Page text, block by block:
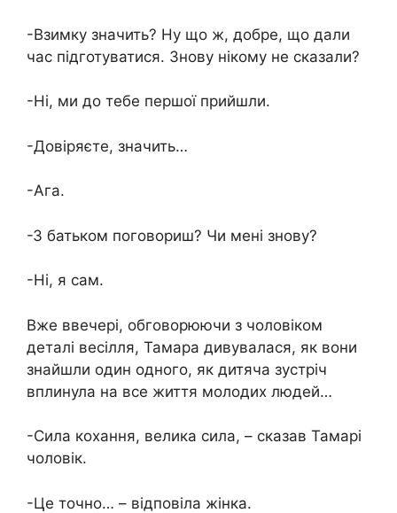
-Взимку значить? Ну що ж, добре, що дали
час підготуватися. Знову нікому не сказали?
-Ні, ми до тебе першої прийшли.
-Довіряєте, значить…
-Ага.
-З батьком поговориш? Чи мені знову?
-Ні, я сам.
Вже ввечері, обговорюючи з чоловіком
деталі весілля, Тамара дивувалася, як вони
знайшли один одного, як дитяча зустріч
вплинула на все життя молодих людей…
-Сила кохання, велика сила, – сказав Тамарі
чоловік.
-Це точно… – відповіла жінка.